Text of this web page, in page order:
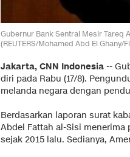
Gubernur Bank Sentral Mesir Tareq
(REUTERS/Mohamed Abd El Ghany/
Jakarta, CNN Indonesia --
diri pada Rabu (17/8).
melanda negara dengan
Berdasarkan laporan surat
Abdel Fattah al-Sisi
sejak 2015 lalu. Sedianya,